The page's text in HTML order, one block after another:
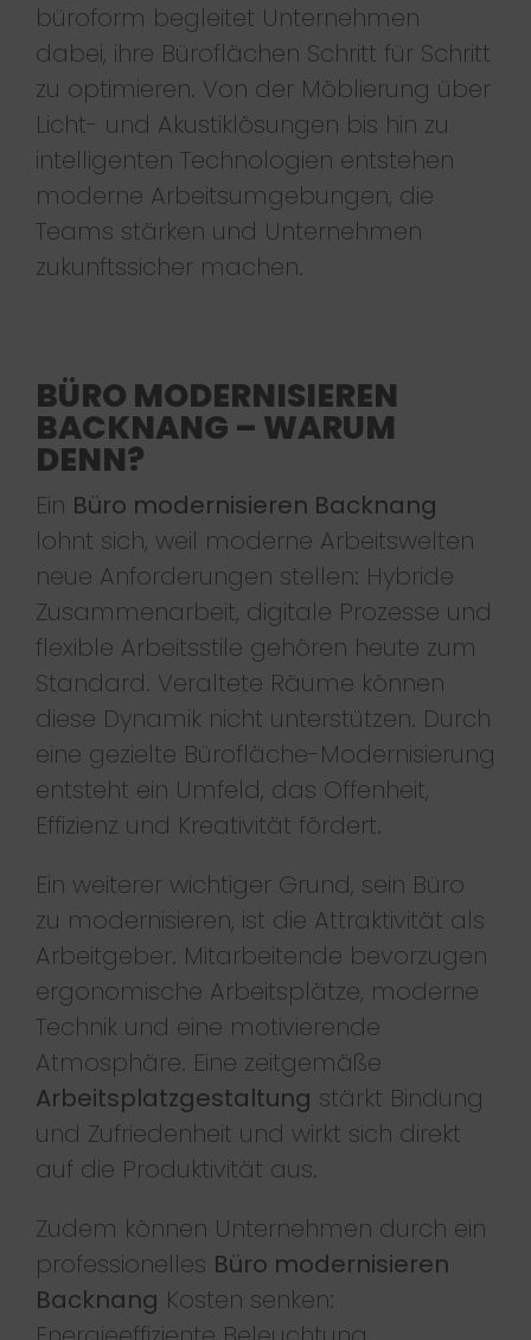
büroform begleitet Unternehmen
dabei, ihre Büroflächen Schritt für Schritt
zu optimieren. Von der Möblierung über
Licht- und Akustiklösungen bis hin zu
intelligenten Technologien entstehen
moderne Arbeitsumgebungen, die
Teams stärken und Unternehmen
zukunftssicher machen.
BÜRO MODERNISIEREN
BACKNANG – WARUM
DENN?
Ein Büro modernisieren Backnang
lohnt sich, weil moderne Arbeitswelten
neue Anforderungen stellen: Hybride
Zusammenarbeit, digitale Prozesse und
flexible Arbeitsstile gehören heute zum
Standard. Veraltete Räume können
diese Dynamik nicht unterstützen. Durch
eine gezielte Bürofläche-Modernisierung
entsteht ein Umfeld, das Offenheit,
Effizienz und Kreativität fördert.
Ein weiterer wichtiger Grund, sein Büro
zu modernisieren, ist die Attraktivität als
Arbeitgeber. Mitarbeitende bevorzugen
ergonomische Arbeitsplätze, moderne
Technik und eine motivierende
Atmosphäre. Eine zeitgemäße
Arbeitsplatzgestaltung stärkt Bindung
und Zufriedenheit und wirkt sich direkt
auf die Produktivität aus.
Zudem können Unternehmen durch ein
professionelles Büro modernisieren
Backnang Kosten senken: